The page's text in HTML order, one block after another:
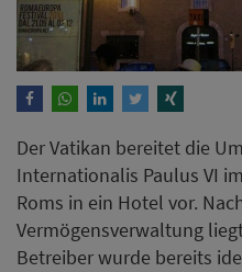
Der Vatikan bereitet die
Internationalis Paulus VI
Roms in ein Hotel vor.
Vermögensverwaltung
Betreiber wurde bereits